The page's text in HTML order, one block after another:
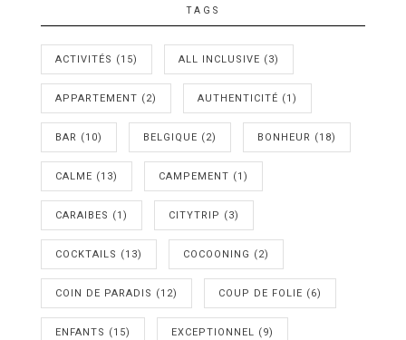
TAGS
ACTIVITÉS (15) ALL INCLUSIVE (3)
APPARTEMENT (2) AUTHENTICITÉ (1)
BAR (10) BELGIQUE (2) BONHEUR (18)
CALME (13) CAMPEMENT (1)
CARAIBES (1) CITYTRIP (3)
COCKTAILS (13) COCOONING (2)
COIN DE PARADIS (12) COUP DE FOLIE (6)
ENFANTS (15) EXCEPTIONNEL (9)